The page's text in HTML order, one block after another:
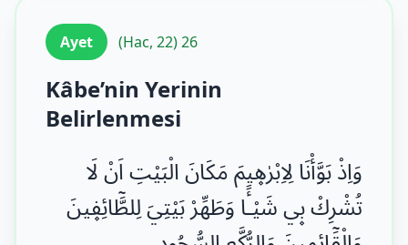
Ayet (Hac, 22) 26
Kâbe’nin Yerinin
Belirlenmesi
وَاِذْ بَوَّأْنَا لِاِبْرٰه۪يمَ مَكَانَ الْبَيْتِ اَنْ لَا
تُشْرِكْ ب۪ي شَيْـًٔا وَطَهِّرْ بَيْتِيَ لِلطَّٓائِف۪ينَ